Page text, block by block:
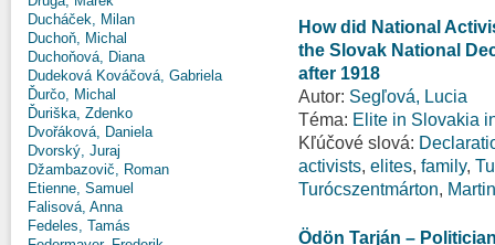
Ducháček, Milan
Duchoň, Michal
Duchoňová, Diana
Dudeková Kováčová, Gabriela
Ďurčo, Michal
Ďuriška, Zdenko
Dvořáková, Daniela
Dvorský, Juraj
Džambazovič, Roman
Etienne, Samuel
Falisová, Anna
Fedeles, Tamás
How did National
the Slovak National
after 1918
Autor: Segľová, Lucia
Téma: Elite in Slovakia
Kľúčové slová:
activists, elites, family,
Turócszentmárton, Martin
Ödön Tarján –